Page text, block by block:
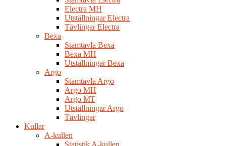
Electra MH
Utställningar Electra
Tävlingar Electra
Bexa
Stamtavla Bexa
Bexa MH
Utställningar Bexa
Argo
Stamtavla Argo
Argo MH
Argo MT
Utställningar Argo
Tävlingar
Kullar
A-kullen
Statistik A-kullen